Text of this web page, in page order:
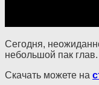
Сегодня,
небольшой пак
Скачать можете на